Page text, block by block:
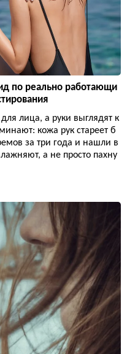
по реально работающи
лица, а руки выглядят к
кожа рук стареет б
за три года и нашли в
а не просто пахну